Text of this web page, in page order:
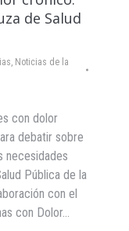
de Salud
, Noticias de la
con dolor
debatir sobre
necesidades
Pública de la
con el
con Dolor…